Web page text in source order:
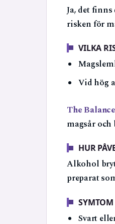
Ja, det
risken för
VILKA
Vid hög
The
magsår
HUR
Alkohol
preparat
Svart